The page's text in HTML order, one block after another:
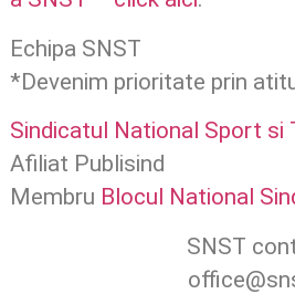
Echipa SNST
*Devenim prioritate prin
Sindicatul National Sport si
Afiliat Publisind
Membru Blocul National
SNST